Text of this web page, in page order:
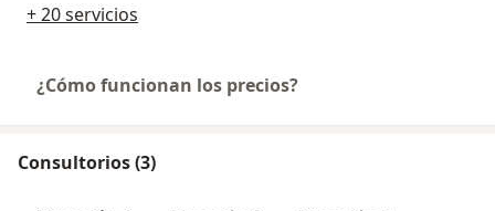
+ 20 servicios
¿Cómo funcionan los precios?
Consultorios (3)